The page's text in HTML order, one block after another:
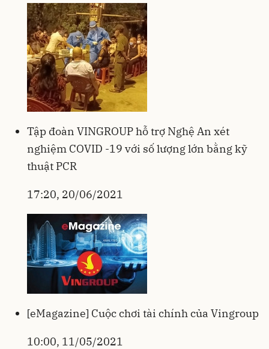
Tập đoàn VINGROUP hỗ trợ Nghệ An xét
nghiệm COVID -19 với số lượng lớn bằng kỹ
thuật PCR
17:20, 20/06/2021
[eMagazine] Cuộc chơi tài chính của Vingroup
10:00, 11/05/2021